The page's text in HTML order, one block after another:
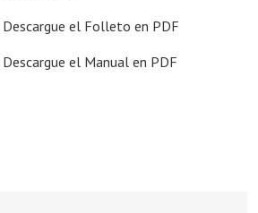
Descargue el Folleto en PDF
Descargue el Manual en PDF